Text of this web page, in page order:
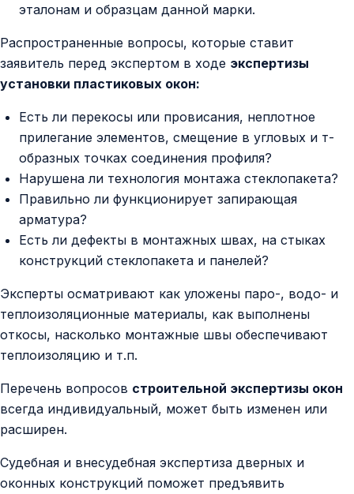
эталонам и образцам данной марки.
Распространенные вопросы, которые ставит
заявитель перед экспертом в ходе экспертизы
установки пластиковых окон:
Есть ли перекосы или провисания, неплотное
прилегание элементов, смещение в угловых и т-
образных точках соединения профиля?
Нарушена ли технология монтажа стеклопакета?
Правильно ли функционирует запирающая
арматура?
Есть ли дефекты в монтажных швах, на стыках
конструкций стеклопакета и панелей?
Эксперты осматривают как уложены паро-, водо- и
теплоизоляционные материалы, как выполнены
откосы, насколько монтажные швы обеспечивают
теплоизоляцию и т.п.
Перечень вопросов строительной экспертизы окон
всегда индивидуальный, может быть изменен или
расширен.
Судебная и внесудебная экспертиза дверных и
оконных конструкций поможет предъявить